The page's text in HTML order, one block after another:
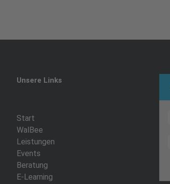
Unsere Links
Start
WalBee
Leistungen
Events
Beratung
E-Learning